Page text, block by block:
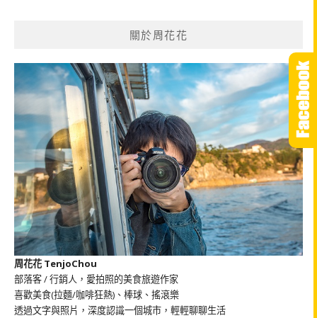
關於周花花
周花花 TenjoChou
部落客 / 行銷人，愛拍照的美食旅遊作家
喜歡美食(拉麵/咖啡狂熱)、棒球、搖滾樂
透過文字與照片，深度認識一個城市，輕輕聊聊生活